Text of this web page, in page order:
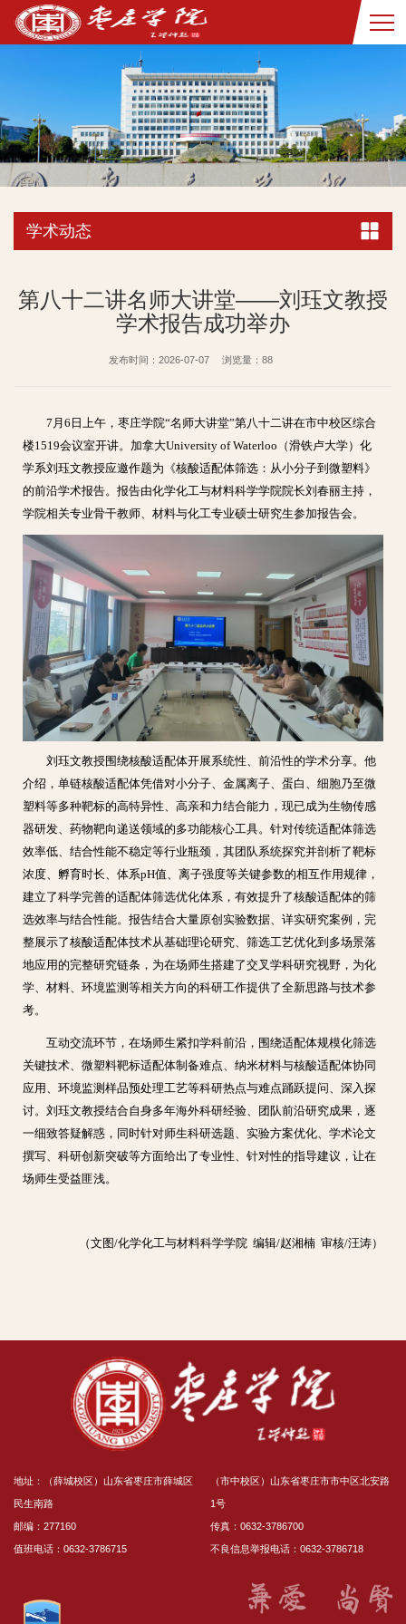
学术动态
第八十二讲名师大讲堂——刘珏文教授
学术报告成功举办
发布时间：2026-07-07 浏览量： 88
7月6日上午，枣庄学院“名师大讲堂”第八十二讲在市中校区综合
楼1519会议室开讲。加拿大University of Waterloo（滑铁卢大学）化
学系刘珏文教授应邀作题为《核酸适配体筛选：从小分子到微塑料》
的前沿学术报告。报告由化学化工与材料科学学院院长刘春丽主持，
学院相关专业骨干教师、材料与化工专业硕士研究生参加报告会。
刘珏文教授围绕核酸适配体开展系统性、前沿性的学术分享。他
介绍，单链核酸适配体凭借对小分子、金属离子、蛋白、细胞乃至微
塑料等多种靶标的高特异性、高亲和力结合能力，现已成为生物传感
器研发、药物靶向递送领域的多功能核心工具。针对传统适配体筛选
效率低、结合性能不稳定等行业瓶颈，其团队系统探究并剖析了靶标
浓度、孵育时长、体系pH值、离子强度等关键参数的相互作用规律，
建立了科学完善的适配体筛选优化体系，有效提升了核酸适配体的筛
选效率与结合性能。报告结合大量原创实验数据、详实研究案例，完
整展示了核酸适配体技术从基础理论研究、筛选工艺优化到多场景落
地应用的完整研究链条，为在场师生搭建了交叉学科研究视野，为化
学、材料、环境监测等相关方向的科研工作提供了全新思路与技术参
考。
互动交流环节，在场师生紧扣学科前沿，围绕适配体规模化筛选
关键技术、微塑料靶标适配体制备难点、纳米材料与核酸适配体协同
应用、环境监测样品预处理工艺等科研热点与难点踊跃提问、深入探
讨。刘珏文教授结合自身多年海外科研经验、团队前沿研究成果，逐
一细致答疑解惑，同时针对师生科研选题、实验方案优化、学术论文
撰写、科研创新突破等方面给出了专业性、针对性的指导建议，让在
场师生受益匪浅。
（文图/化学化工与材料科学学院 编辑/赵湘楠 审核/汪涛）
地址：（薛城校区）山东省枣庄市薛城区
民生南路
邮编：277160
值班电话：0632-3786715
（市中校区）山东省枣庄市市中区北安路
1号
传真：0632-3786700
不良信息举报电话：0632-3786718